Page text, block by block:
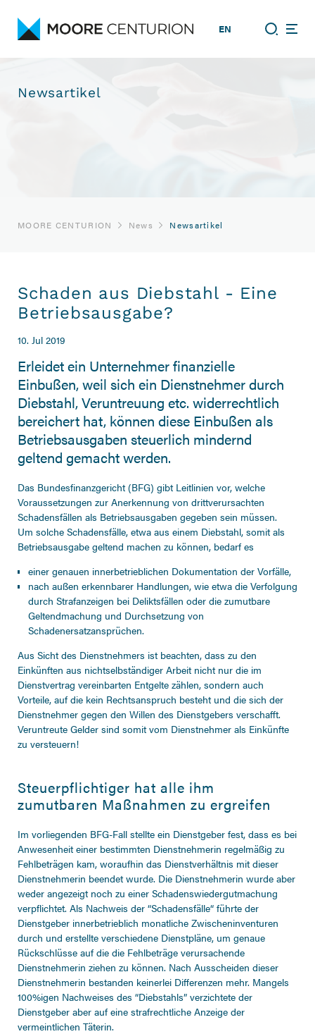
EN
Newsartikel
MOORE CENTURION News Newsartikel
Schaden aus Diebstahl - Eine
Betriebsausgabe?
10. Jul 2019
Erleidet ein Unternehmer finanzielle
Einbußen, weil sich ein Dienstnehmer durch
Diebstahl, Veruntreuung etc. widerrechtlich
bereichert hat, können diese Einbußen als
Betriebsausgaben steuerlich mindernd
geltend gemacht werden.
Das Bundesfinanzgericht (BFG) gibt Leitlinien vor, welche
Voraussetzungen zur Anerkennung von drittverursachten
Schadensfällen als Betriebsausgaben gegeben sein müssen.
Um solche Schadensfälle, etwa aus einem Diebstahl, somit als
Betriebsausgabe geltend machen zu können, bedarf es
einer genauen innerbetrieblichen Dokumentation der Vorfälle,
nach außen erkennbarer Handlungen, wie etwa die Verfolgung
durch Strafanzeigen bei Deliktsfällen oder die zumutbare
Geltendmachung und Durchsetzung von
Schadenersatzansprüchen.
Aus Sicht des Dienstnehmers ist beachten, dass zu den
Einkünften aus nichtselbständiger Arbeit nicht nur die im
Dienstvertrag vereinbarten Entgelte zählen, sondern auch
Vorteile, auf die kein Rechtsanspruch besteht und die sich der
Dienstnehmer gegen den Willen des Dienstgebers verschafft.
Veruntreute Gelder sind somit vom Dienstnehmer als Einkünfte
zu versteuern!
Steuerpflichtiger hat alle ihm
zumutbaren Maßnahmen zu ergreifen
Im vorliegenden BFG-Fall stellte ein Dienstgeber fest, dass es bei
Anwesenheit einer bestimmten Dienstnehmerin regelmäßig zu
Fehlbeträgen kam, woraufhin das Dienstverhältnis mit dieser
Dienstnehmerin beendet wurde. Die Dienstnehmerin wurde aber
weder angezeigt noch zu einer Schadenswiedergutmachung
verpflichtet. Als Nachweis der “Schadensfälle“ führte der
Dienstgeber innerbetrieblich monatliche Zwischeninventuren
durch und erstellte verschiedene Dienstpläne, um genaue
Rückschlüsse auf die die Fehlbeträge verursachende
Dienstnehmerin ziehen zu können. Nach Ausscheiden dieser
Dienstnehmerin bestanden keinerlei Differenzen mehr. Mangels
100%igen Nachweises des “Diebstahls” verzichtete der
Dienstgeber aber auf eine strafrechtliche Anzeige der
vermeintlichen Täterin.